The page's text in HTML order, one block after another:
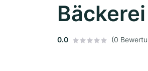
0.0 (0